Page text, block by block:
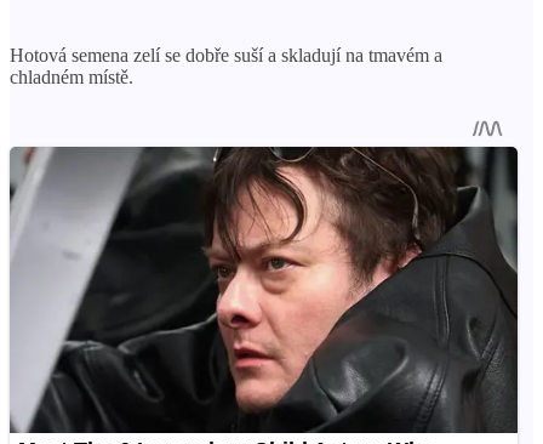
Hotová semena zelí se dobře suší a skladují na tmavém a
chladném místě.